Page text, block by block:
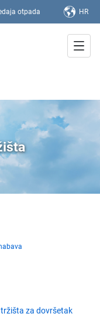
otpada HR
za dovršetak